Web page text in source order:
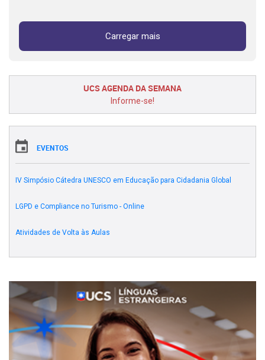
Carregar mais
UCS AGENDA DA SEMANA
Informe-se!
EVENTOS
IV Simpósio Cátedra UNESCO em Educação para Cidadania Global
LGPD e Compliance no Turismo - Online
Atividades de Volta às Aulas